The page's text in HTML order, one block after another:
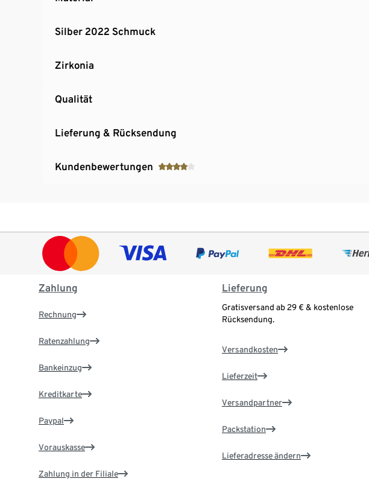
Silber 2022 Schmuck
Zirkonia
Qualität
Lieferung & Rücksendung
Kundenbewertungen
Zahlung
Rechnung
Ratenzahlung
Bankeinzug
Kreditkarte
Paypal
Vorauskasse
Zahlung in der Filiale
Lieferung
Gratisversand ab 29 € & kostenlose
Rücksendung.
Versandkosten
Lieferzeit
Versandpartner
Packstation
Lieferadresse ändern